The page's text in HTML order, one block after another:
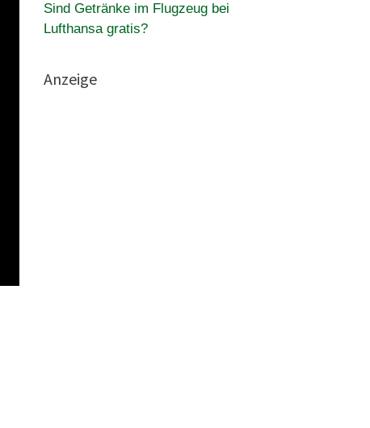
Sind Getränke im Flugzeug bei
Lufthansa gratis?
Anzeige